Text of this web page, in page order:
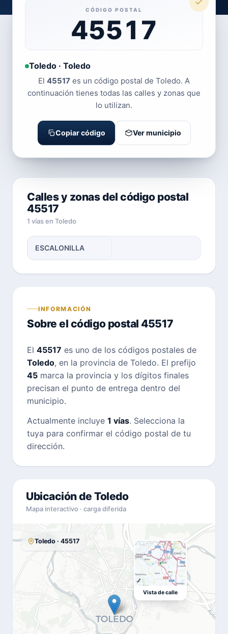
CÓDIGO POSTAL
45517
Toledo · Toledo
El 45517 es un código postal de Toledo. A
continuación tienes todas las calles y zonas que
lo utilizan.
Copiar código Ver municipio
Calles y zonas del código postal
45517
1 vías en Toledo
ESCALONILLA
INFORMACIÓN
Sobre el código postal 45517
El 45517 es uno de los códigos postales de
Toledo, en la provincia de Toledo. El prefijo
45 marca la provincia y los dígitos finales
precisan el punto de entrega dentro del
municipio.
Actualmente incluye 1 vías. Selecciona la
tuya para confirmar el código postal de tu
dirección.
Ubicación de Toledo
Mapa interactivo · carga diferida
Toledo · 45517
Vista de calle